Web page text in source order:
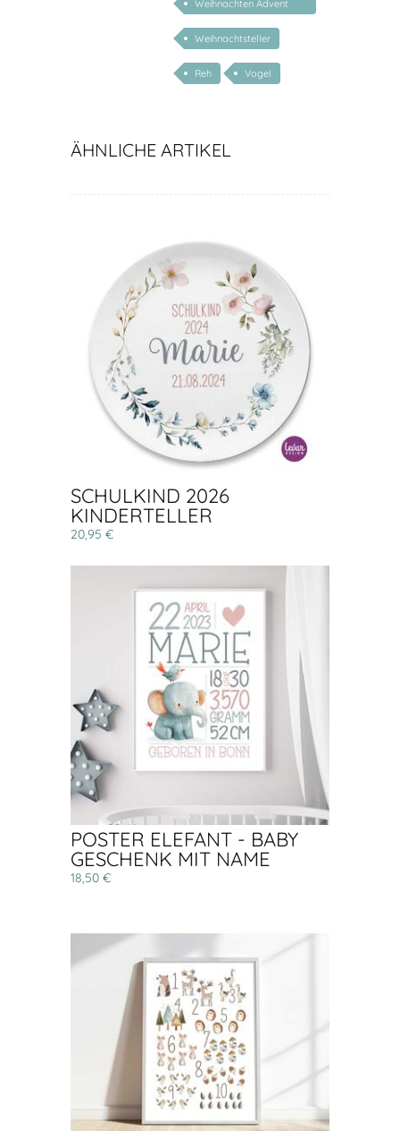
Weihnachten Advent
Nikolaus
Weihnachtsteller
Reh Vogel
ÄHNLICHE ARTIKEL
SCHULKIND 2026
KINDERTELLER
20,95 €
POSTER ELEFANT - BABY
GESCHENK MIT NAME
18,50 €